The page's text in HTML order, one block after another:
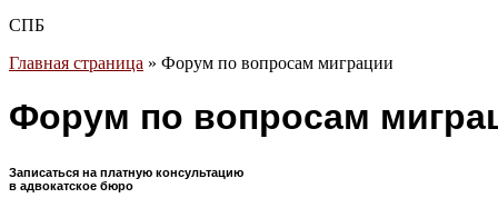
СПБ
Главная страница » Форум по вопросам миграции
Форум по вопросам
Записаться на платную консультацию
в адвокатское бюро